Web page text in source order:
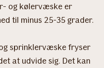
og kølervæske er
til minus 25-35 grader.
sprinklervæske fryser
at udvide sig. Det kan